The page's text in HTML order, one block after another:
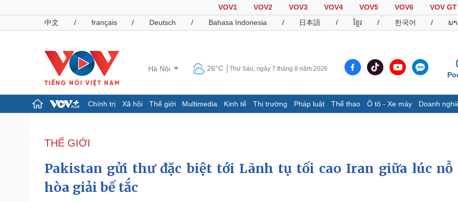
VOV1 VOV2 VOV3 VOV4 VOV5 VOV6
VOV GT
中文
/ français / Deutsch / Bahasa Indonesia / 日本語 / ខ្មែរ / 한국어 / ພ
Hà Nội 26°C Thứ Sáu, ngày 7 tháng 8 năm 2026
Chính trị Xã hội Thế giới Multimedia Kinh tế Thị trường Pháp luật Thể thao Ô tô - Xe máy Doanh
Đảng
Tổ chức nhân sự
Nhận diện sự thật
Dấu ấn VOV
Infographic
THẾ GIỚI
Pakistan gửi thư đặc biệt tới Lãnh tụ tối cao Iran giữa lúc nỗ
hòa giải bế tắc